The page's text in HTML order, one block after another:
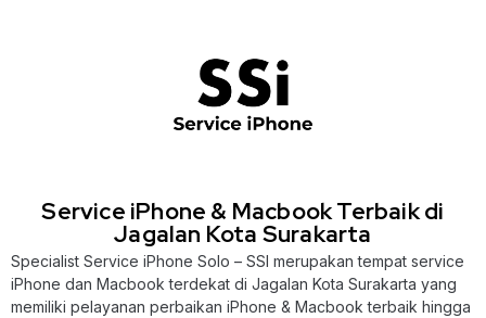
Service iPhone & Macbook Terbaik di
Jagalan Kota Surakarta
Specialist Service iPhone Solo – SSI merupakan tempat service
iPhone dan Macbook terdekat di Jagalan Kota Surakarta yang
memiliki pelayanan perbaikan iPhone & Macbook terbaik hingga